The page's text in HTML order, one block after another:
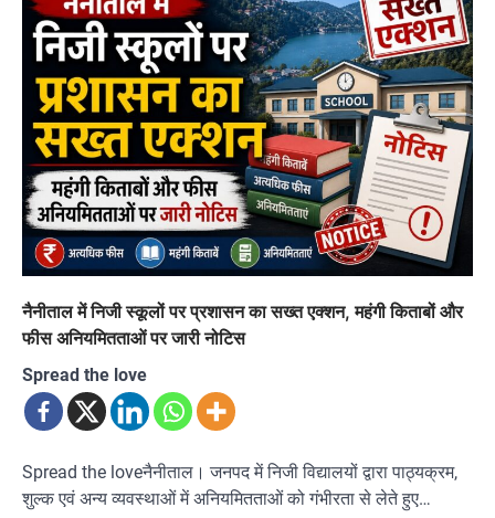
नैनीताल में निजी स्कूलों पर प्रशासन का सख्त एक्शन, महंगी किताबों और
फीस अनियमितताओं पर जारी नोटिस
Spread the love
Spread the loveनैनीताल। जनपद में निजी विद्यालयों द्वारा पाठ्यक्रम,
शुल्क एवं अन्य व्यवस्थाओं में अनियमितताओं को गंभीरता से लेते हुए…